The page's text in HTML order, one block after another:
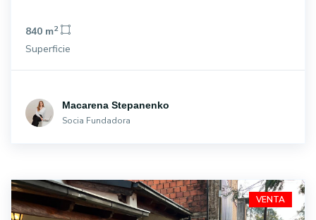
840 m2
Superficie
Macarena Stepanenko
Socia Fundadora
VENTA